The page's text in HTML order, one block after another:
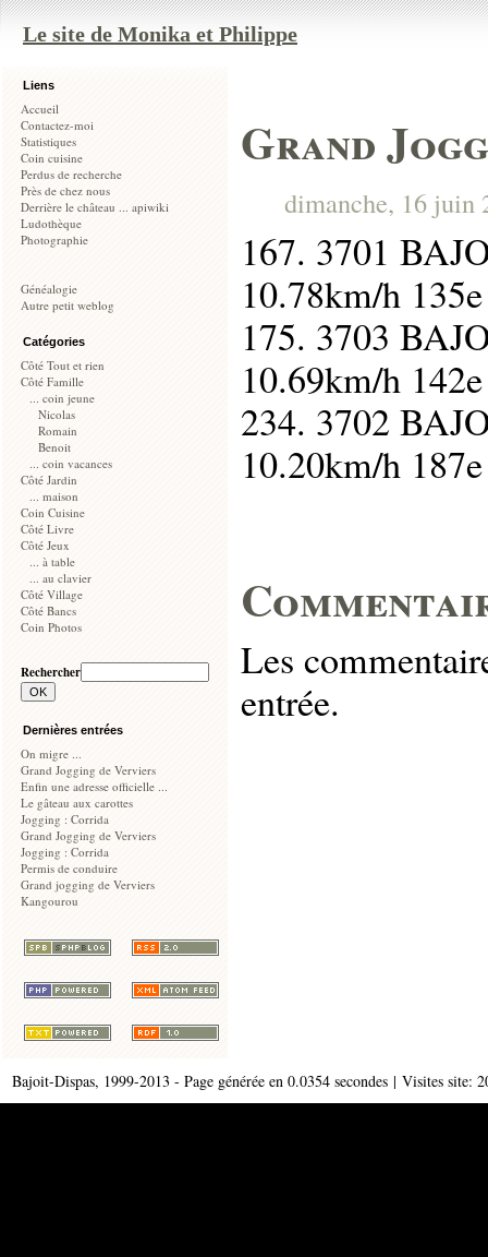
Le site de Monika et Philippe
Liens
Accueil
Contactez-moi
Statistiques
Coin cuisine
Perdus de recherche
Près de chez nous
Derrière le château ... apiwiki
Ludothèque
Photographie
Généalogie
Autre petit weblog
Catégories
Côté Tout et rien
Côté Famille
... coin jeune
Nicolas
Romain
Benoit
... coin vacances
Côté Jardin
... maison
Coin Cuisine
Côté Livre
Côté Jeux
... à table
... au clavier
Côté Village
Côté Bancs
Coin Photos
Rechercher
Dernières entrées
On migre ...
Grand Jogging de Verviers
Enfin une adresse officielle ...
Le gâteau aux carottes
Jogging : Corrida
Grand Jogging de Verviers
Jogging : Corrida
Permis de conduire
Grand jogging de Verviers
Kangourou
Grand
dimanche, 16 juin
167. 3701
10.78km/h
175. 3703
10.69km/h
234. 3702
10.20km/h
Les
entrée.
Bajoit-Dispas, 1999-2013 - Page générée en 0.0354 secondes | Visites site: